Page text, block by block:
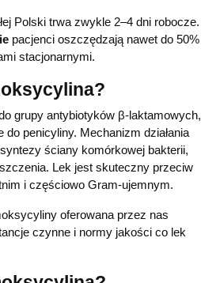
Polski trwa zwykle 2–4 dni robocze.
pacjenci oszczędzają nawet do 50%
stacjonarnymi.
grupy antybiotyków β-laktamowych,
do penicyliny. Mechanizm działania
ściany komórkowej bakterii,
Lek jest skuteczny przeciw
i częściowo Gram-ujemnym.
oferowana przez nas
czynne i normy jakości co lek